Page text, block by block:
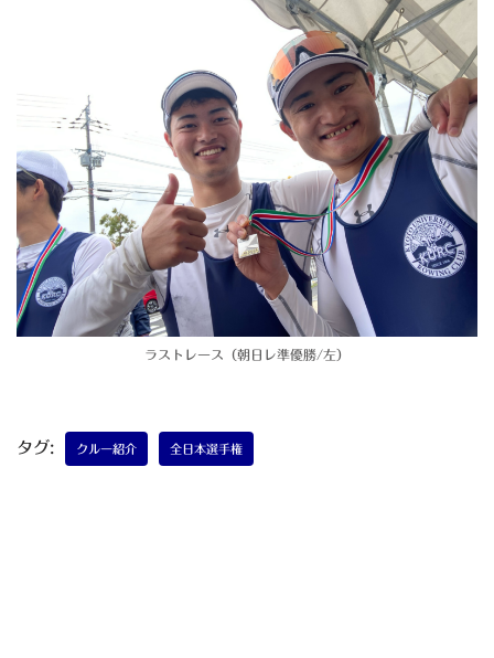
ラストレース（朝日レ準優勝/左）
タグ: クルー紹介 全日本選手権